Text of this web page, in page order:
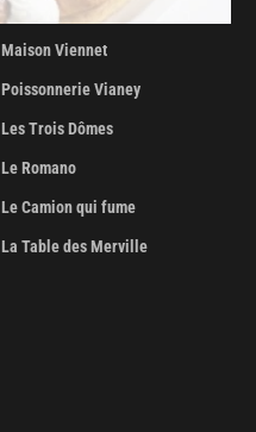
Boucherie Metzger et André
Maison Viennet
Poissonnerie Vianey
Les Trois Dômes
Le Romano
Le Camion qui fume
La Table des Merville